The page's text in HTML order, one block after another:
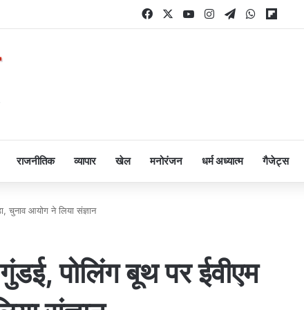
FacebookYouTubeInstagram
TelegramWhatsApp
राजनीतिक व्यापार खेल मनोरंजन धर्म अध्यात्म गैजेट्स
चुनाव आयोग ने लिया संज्ञान
पोलिंग बूथ पर ईवीएम